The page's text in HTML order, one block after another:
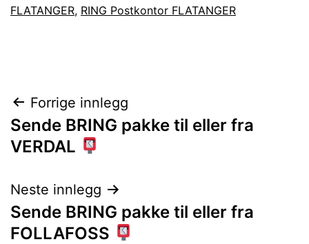
FLATANGER, RING Postkontor FLATANGER
Innleggsnavigasjon
Forrige innlegg
Sende BRING pakke til eller fra
VERDAL
Neste innlegg
Sende BRING pakke til eller fra
FOLLAFOSS